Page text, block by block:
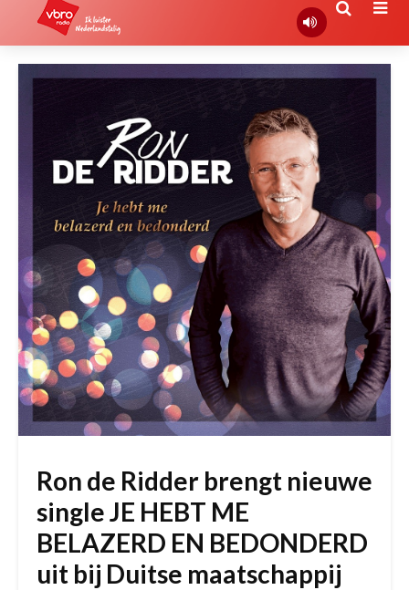
Ron de Ridder brengt nieuwe
single JE HEBT ME
BELAZERD EN BEDONDERD
uit bij Duitse maatschappij